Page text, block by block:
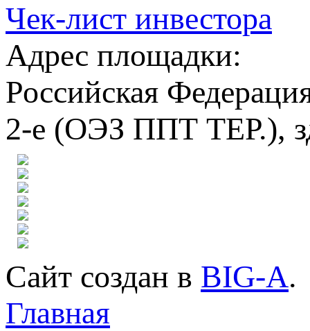
Чек-лист инвестора
Адрес площадки:
Российская
2-е (ОЭЗ ППТ ТЕР.),
Сайт создан в BIG-A.
Главная